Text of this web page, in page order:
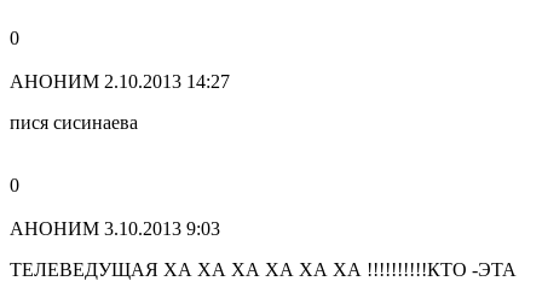
0
АНОНИМ 2.10.2013 14:27
пися сисинаева
0
АНОНИМ 3.10.2013 9:03
ТЕЛЕВЕДУЩАЯ ХА ХА ХА ХА ХА ХА !!!!!!!!!!КТО -ЭТА